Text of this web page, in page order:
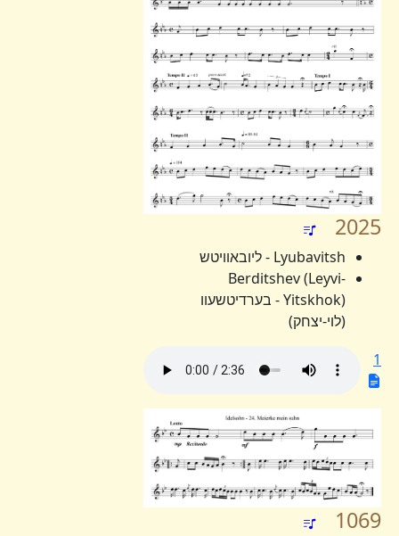
2025
Lyubavitsh - ליובאוויטש
Berditshev (Leyvi-
Yitskhok) - בערדיטשעוו
(לוי-יצחק)
1069